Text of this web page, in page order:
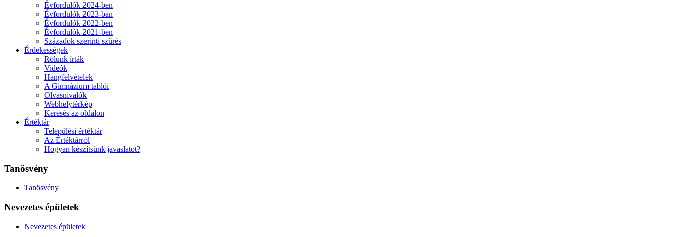
Évfordulók 2024-ben
Évfordulók 2023-ban
Évfordulók 2022-ben
Évfordulók 2021-ben
Századok szerinti szűrés
Érdekességek
Rólunk írták
Videók
Hangfelvételek
A Gimnázium tablói
Olvasnivalók
Webhelytérkép
Keresés az oldalon
Értéktár
Települési értéktár
Az Értéktárról
Hogyan készítsünk javaslatot?
Tanösvény
Tanösvény
Nevezetes épületek
Nevezetes épületek